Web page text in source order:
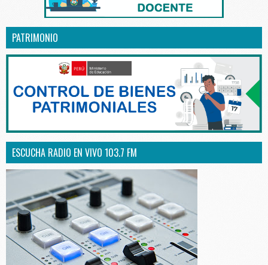
PATRIMONIO
ESCUCHA RADIO EN VIVO 103.7 FM